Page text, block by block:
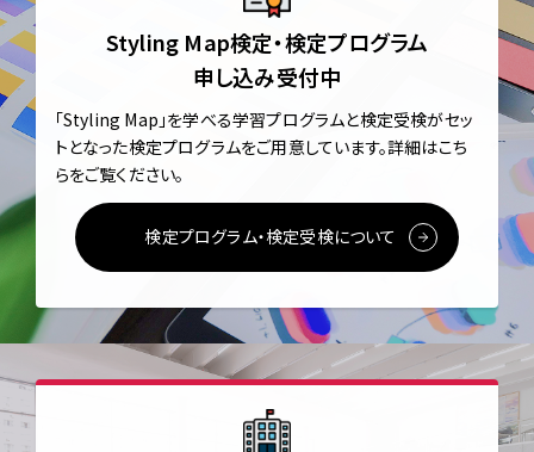
Styling Map検定・検定プログラム
申し込み受付中
「Styling Map」を学べる学習プログラムと検定受検がセッ
トとなった検定プログラムをご用意しています。詳細はこち
らをご覧ください。
検定プログラム・検定受検について